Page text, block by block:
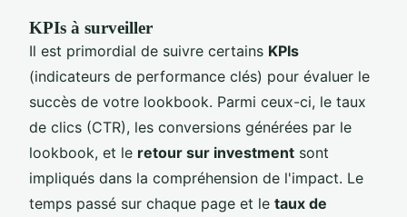
KPIs à surveiller
Il est primordial de suivre certains KPIs
(indicateurs de performance clés) pour évaluer le
succès de votre lookbook. Parmi ceux-ci, le taux
de clics (CTR), les conversions générées par le
lookbook, et le retour sur investment sont
impliqués dans la compréhension de l'impact. Le
temps passé sur chaque page et le taux de